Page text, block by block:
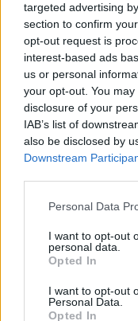
targeted advertising
section to confirm
opt-out request is
interest-based ads
us or personal
your opt-out. You
disclosure of your
IAB’s list of
also be disclosed by
Downstream
Please note that this
not limited to your
grant or deny
use your data for
consent section.
Personal Data
I want to opt-out
personal data.
Opted In
I want to opt-out
Personal Data.
Opted In